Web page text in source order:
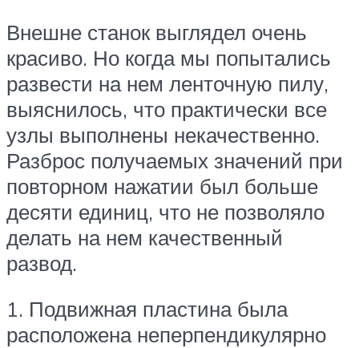
Внешне станок выглядел очень
красиво. Но когда мы попытались
развести на нем ленточную пилу,
выяснилось, что практически все
узлы выполнены некачественно.
Разброс получаемых значений при
повторном нажатии был больше
десяти единиц, что не позволяло
делать на нем качественный
развод.
1. Подвижная пластина была
расположена неперпендикулярно